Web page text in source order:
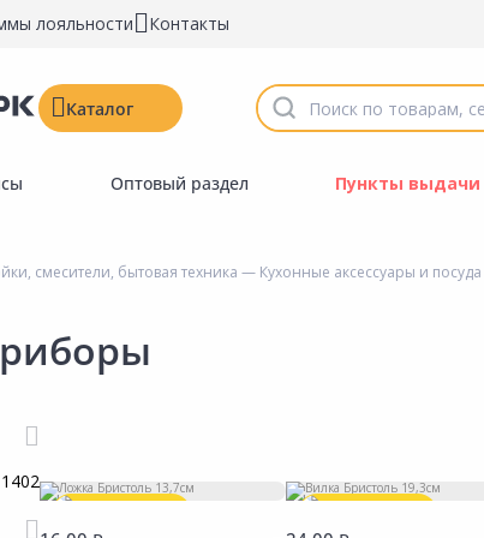
лояльности Контакты
Каталог
Оптовый раздел Пункты выдачи
смесители, бытовая техника — Кухонные аксессуары и посуда